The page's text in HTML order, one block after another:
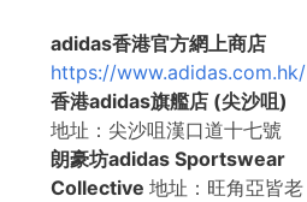
adidas香港官方網上商店
https://www.adidas.com.hk/
香港adidas旗艦店 (尖沙咀)
地址：尖沙咀漢口道十七號
朗豪坊adidas Sportswear
Collective 地址：旺角亞皆老